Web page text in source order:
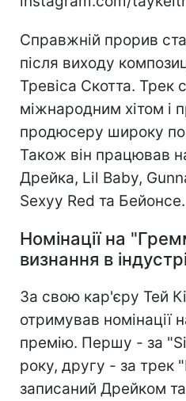
Справжній прорив
після виходу
Тревіса Скотта. Трек
міжнародним хітом і
продюсеру широку
Також він працював
Дрейка, Lil Baby,
Sexyy Red та Бейонсе.
Номінації на
визнання в
За свою кар'єру Тей
отримував номінації
премію. Першу - за
року, другу - за трек
записаний Дрейком